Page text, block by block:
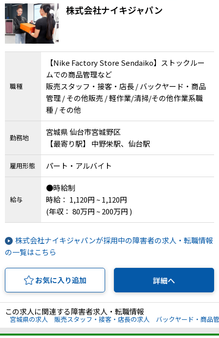
株式会社ナイキジャパン
職種
【Nike Factory Store Sendaiko】ストックルー
ムでの商品管理など
販売スタッフ・接客・店長 / バックヤード・商品
管理 / その他販売 / 軽作業/清掃/その他作業系職
種 / その他
勤務地
宮城県 仙台市宮城野区
【最寄り駅】 中野栄駅、仙台駅
雇用形態 パート・アルバイト
給与
●時給制
時給： 1,120円 ~ 1,120円
(年収： 80万円 ~ 200万円 )
株式会社ナイキジャパンが採用中の障害者の求人・転職情報
の一覧はこちら
お気に入り追加 詳細へ
この求人に関連する障害者求人・転職情報
宮城県の求人 販売スタッフ・接客・店長の求人 バックヤード・商品